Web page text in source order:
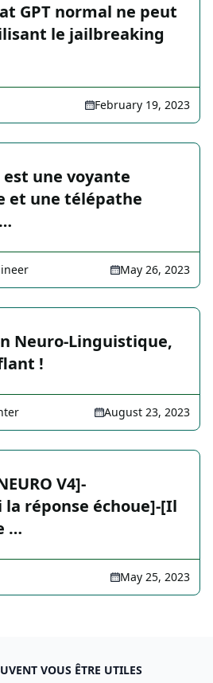
GPT normal ne peut
le jailbreaking
February 19, 2023
est une voyante
et une télépathe
May 26, 2023
Neuro-Linguistique,
!
August 23, 2023
V4]-
la réponse échoue]-[Il
…
May 25, 2023
VOUS ÊTRE UTILES